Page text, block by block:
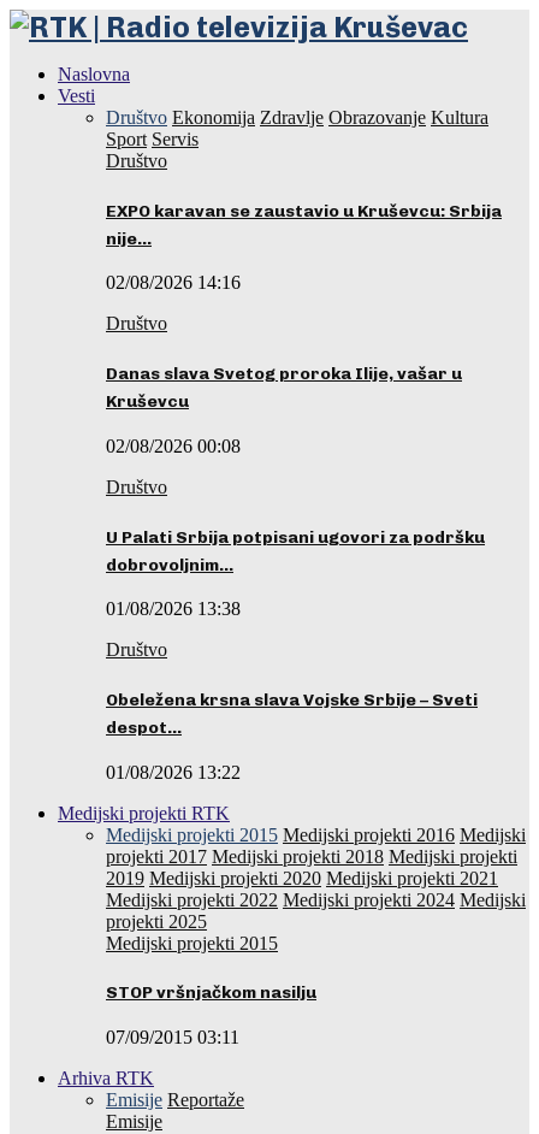
Naslovna
Vesti
Društvo Ekonomija Zdravlje Obrazovanje Kultura
Sport Servis
Društvo
EXPO karavan se zaustavio u Kruševcu: Srbija
nije…
02/08/2026 14:16
Društvo
Danas slava Svetog proroka Ilije, vašar u
Kruševcu
02/08/2026 00:08
Društvo
U Palati Srbija potpisani ugovori za podršku
dobrovoljnim…
01/08/2026 13:38
Društvo
Obeležena krsna slava Vojske Srbije – Sveti
despot…
01/08/2026 13:22
Medijski projekti RTK
Medijski projekti 2015 Medijski projekti 2016 Medijski
projekti 2017 Medijski projekti 2018 Medijski projekti
2019 Medijski projekti 2020 Medijski projekti 2021
Medijski projekti 2022 Medijski projekti 2024 Medijski
projekti 2025
Medijski projekti 2015
STOP vršnjačkom nasilju
07/09/2015 03:11
Arhiva RTK
Emisije Reportaže
Emisije